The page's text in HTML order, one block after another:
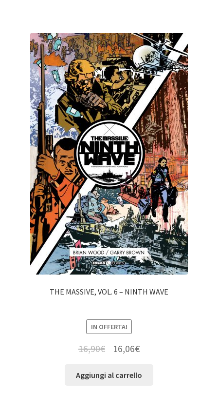
THE MASSIVE, VOL. 6 – NINTH WAVE
IN OFFERTA!
16,90€ 16,06€
Aggiungi al carrello